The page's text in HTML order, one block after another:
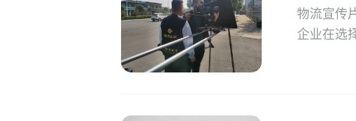
物流宣传
企业在选